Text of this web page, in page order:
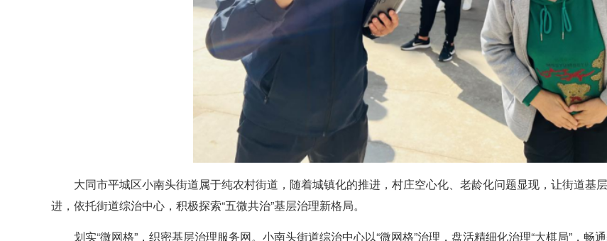
大同市平城区小南头街道属于纯农村街道，随着城镇化的推进，村庄空心化、老龄化问题显现，让街道基
进，依托街道综治中心，积极探索“五微共治”基层治理新格局。
划实“微网格”，织密基层治理服务网。小南头街道综治中心以“微网格”治理，盘活精细化治理“大棋局”，